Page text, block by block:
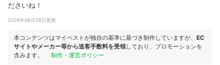
ださいね！
2026年06月26日更新
本コンテンツはマイベストが独自の基準に基づき制作していますが、 EC
サイトやメーカー等から送客手数料を受領しており、プロモーションを
含みます。
制作・運営ポリシー